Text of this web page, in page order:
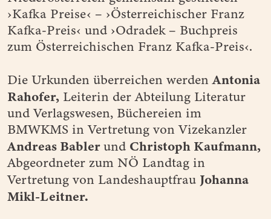
›Kafka Preise‹ – ›Österreichischer Franz
Kafka-Preis‹ und ›Odradek – Buchpreis
zum Österreichischen Franz Kafka-Preis‹.
Die Urkunden überreichen werdenAntonia
Rahofer, Leiterin der Abteilung Literatur
und Verlagswesen, Büchereien im
BMWKMS in Vertretung von Vizekanzler
Andreas Bablerund Christoph Kaufmann,
Abgeordneter zum NÖ Landtag in
Vertretung von Landeshauptfrau Johanna
Mikl-Leitner.